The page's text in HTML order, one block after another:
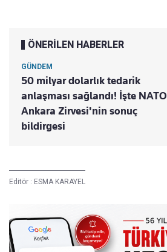
ÖNERİLEN HABERLER
GÜNDEM
50 milyar dolarlık tedarik
anlaşması sağlandı! İşte NATO
Ankara Zirvesi'nin sonuç
bildirgesi
Editör : ESMA KARAYEL